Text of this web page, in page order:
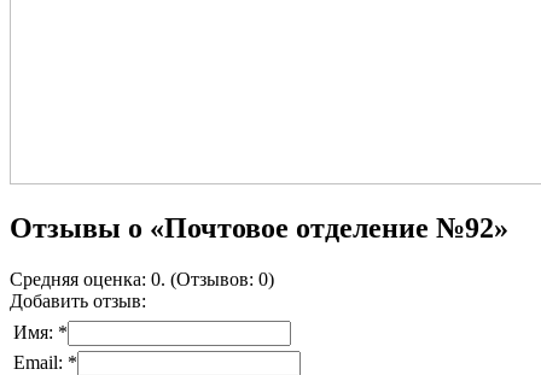
Отзывы о «Почтовое отделение №92»
Средняя оценка: 0. (Отзывов: 0)
Добавить отзыв:
Имя: *
Email: *